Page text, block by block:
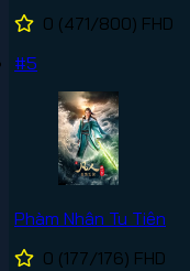
0 (471/800) FHD
#5
Phàm Nhân Tu Tiên
0 (177/176) FHD